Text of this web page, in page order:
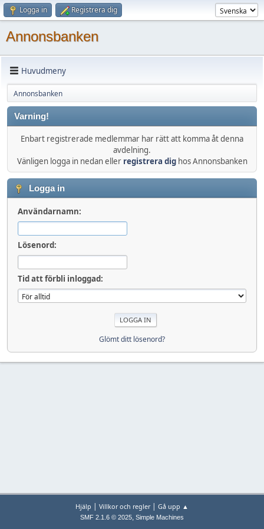
Logga in Registrera dig
Annonsbanken
Huvudmeny
Annonsbanken
Varning!
Enbart registrerade medlemmar har rätt att komma åt denna
avdelning.
Vänligen logga in nedan eller registrera dighos Annonsbanken
Logga in
Användarnamn:
Lösenord:
Tid att förbli inloggad:
Glömt ditt lösenord?
Hjälp | Villkor och regler| Gå upp ▲
SMF 2.1.6 © 2025, Simple Machines